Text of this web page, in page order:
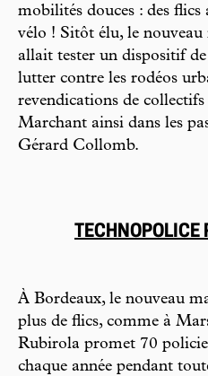
mobilités douces : des flics
vélo ! Sitôt élu, le nouveau
allait tester un dispositif
lutter contre les rodéos
revendications de collectifs
Marchant ainsi dans les
Gérard Collomb.
TECHNOPOLICE
À Bordeaux, le nouveau
plus de flics, comme à
Rubirola promet 70
chaque année pendant